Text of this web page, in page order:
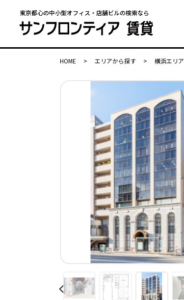
東京都心の中小型オフィス・店舗ビルの検索なら
HOME > エリアから探す > 横浜エリア